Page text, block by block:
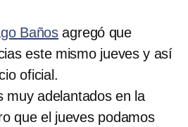
Baños agregó que
este mismo jueves y así
oficial.
muy adelantados en la
que el jueves podamos